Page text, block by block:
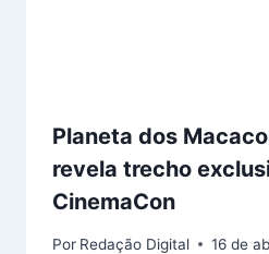
Planeta dos
revela trecho
CinemaCon
Por Redação Digital 16 de